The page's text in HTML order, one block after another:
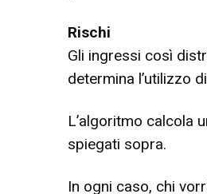
Rischi
Gli ingressi così
determina l’utilizzo
L’algoritmo calcola
spiegati sopra.
In ogni caso, chi